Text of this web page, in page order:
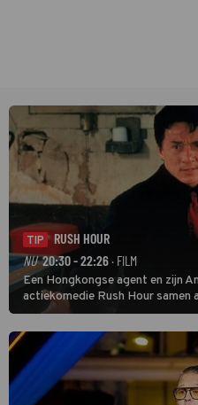
TIP
RUSH HOUR
NU 20:30 - 22:26· FILM
Een Hongkongse agent en zijn
actiekomedie Rush Hour
van een leien dakje.